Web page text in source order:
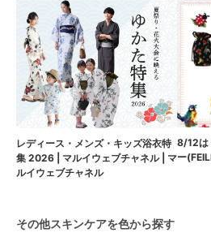
レディース・メンズ・キッズ浴衣特
集 2026 | マルイウェブチャネル | マ
ルイウェブチャネル
8/12は
ー
その他スキンケアを色から探す